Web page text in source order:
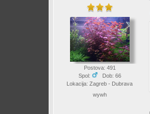
Postova: 491
Spol:
Dob: 66
Lokacija: Zagreb - Dubrava
wywh